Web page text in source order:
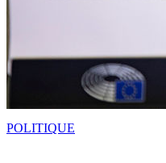
POLITIQUE